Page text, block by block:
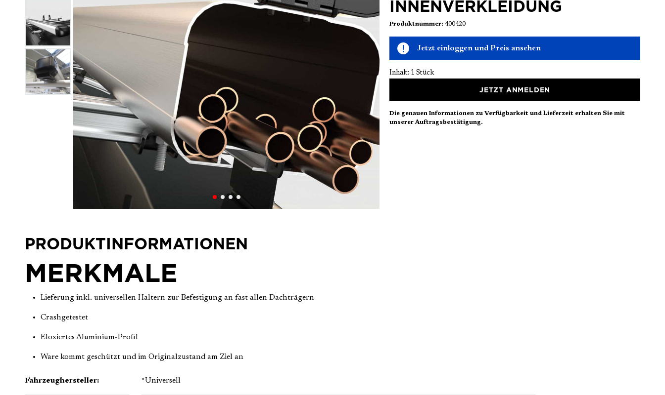
INNENVERKLEIDUNG
Produktnummer:400420
Jetzt einloggen und Preis ansehen
Inhalt: 1 Stück
JETZT ANMELDEN
Die genauen Informationen zu Verfügbarkeit und Lieferzeit erhalten Sie mit
unserer Auftragsbestätigung.
PRODUKTINFORMATIONEN
MERKMALE
Lieferung inkl. universellen Haltern zur Befestigung an fast allen Dachträgern
Crashgetestet
Eloxiertes Aluminium-Profil
Ware kommt geschützt und im Originalzustand am Ziel an
Fahrzeughersteller: *Universell